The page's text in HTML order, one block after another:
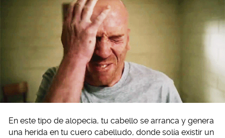
En este tipo de alopecia, tu cabello se arranca y genera
una herida en tu cuero cabelludo, donde solía existir un